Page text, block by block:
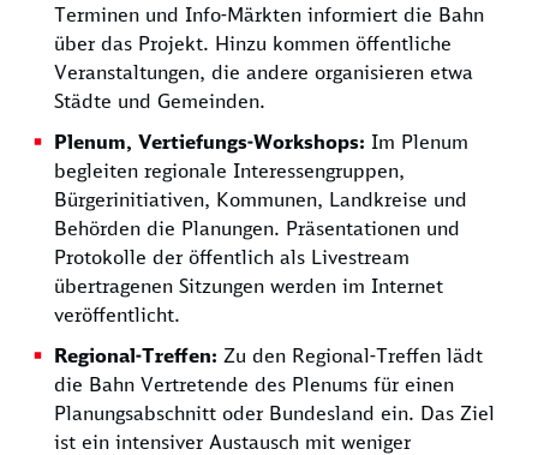
Terminen und Info-Märkten informiert die Bahn
über das Projekt. Hinzu kommen öffentliche
Veranstaltungen, die andere organisieren etwa
Städte und Gemeinden.
Plenum, Vertiefungs-Workshops: Im Plenum
begleiten regionale Interessengruppen,
Bürgerinitiativen, Kommunen, Landkreise und
Behörden die Planungen. Präsentationen und
Protokolle der öffentlich als Livestream
übertragenen Sitzungen werden im Internet
veröffentlicht.
Regional-Treffen: Zu den Regional-Treffen lädt
die Bahn Vertretende des Plenums für einen
Planungsabschnitt oder Bundesland ein. Das Ziel
ist ein intensiver Austausch mit weniger